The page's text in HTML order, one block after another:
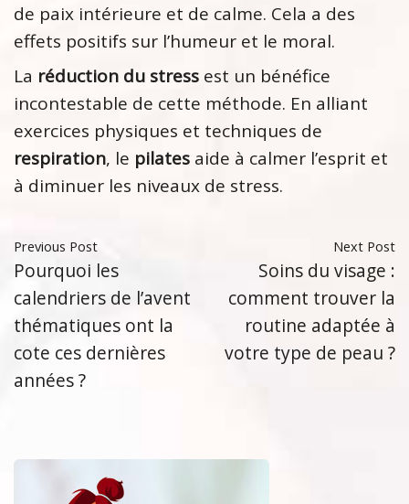
de paix intérieure et de calme. Cela a des
effets positifs sur l’humeur et le moral.
La réduction du stress est un bénéfice
incontestable de cette méthode. En alliant
exercices physiques et techniques de
respiration, le pilates aide à calmer l’esprit et
à diminuer les niveaux de stress.
Previous Post
Pourquoi les
calendriers de l’avent
thématiques ont la
cote ces dernières
années ?
Next Post
Soins du visage :
comment trouver la
routine adaptée à
votre type de peau ?